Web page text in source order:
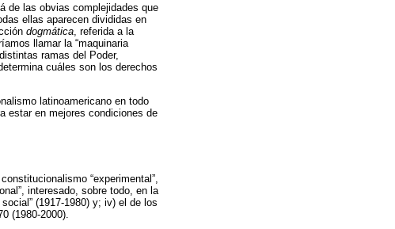
de las obvias complejidades que
ellas aparecen divididas en
dogmática, referida a la
llamar la “maquinaria
ramas del Poder,
cuáles son los derechos
latinoamericano en todo
estar en mejores condiciones de
“experimental”,
interesado, sobre todo, en la
(1917-1980) y; iv) el de los
(1980-2000).